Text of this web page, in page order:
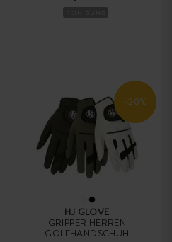
-20%
HJ GLOVE
GRIPPER HERREN
GOLFHANDSCHUH